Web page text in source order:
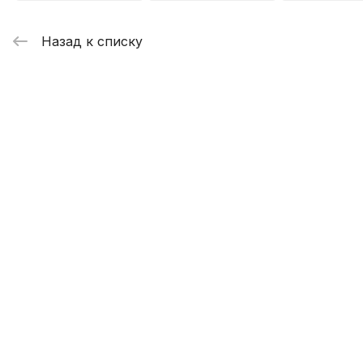
Назад к списку